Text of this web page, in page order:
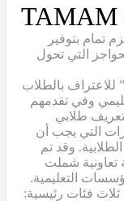
TAMAM
تمام بتوفير
التي تحول
للاعتراف بالطلاب
وفي تقدمهم
طلابي
التي يجب أن
وقد تم
شملت
التعليمية.
فئات رئيسية: